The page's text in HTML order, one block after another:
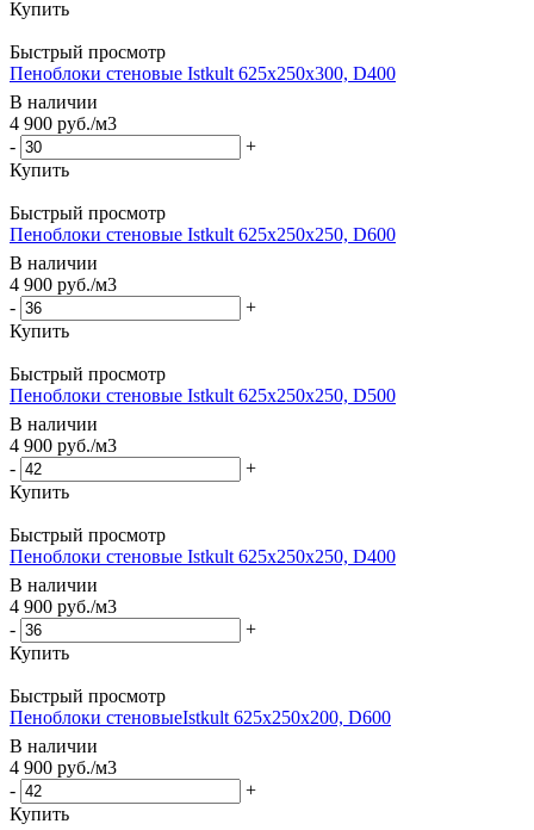
Купить
Быстрый просмотр
Пеноблоки стеновые Istkult 625x250x300, D400
В наличии
4 900 руб./м3
-
+
Купить
Быстрый просмотр
Пеноблоки стеновые Istkult 625x250x250, D600
В наличии
4 900 руб./м3
-
+
Купить
Быстрый просмотр
Пеноблоки стеновые Istkult 625x250x250, D500
В наличии
4 900 руб./м3
-
+
Купить
Быстрый просмотр
Пеноблоки стеновые Istkult 625x250x250, D400
В наличии
4 900 руб./м3
-
+
Купить
Быстрый просмотр
Пеноблоки стеновыеIstkult 625x250x200, D600
В наличии
4 900 руб./м3
-
+
Купить